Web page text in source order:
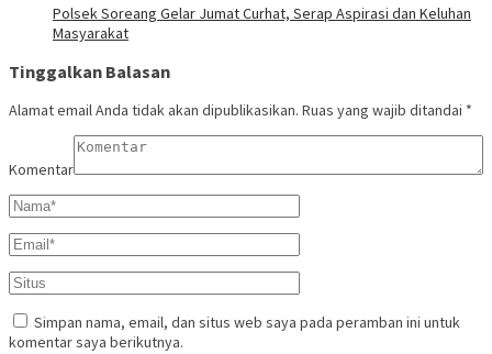
Polsek Soreang Gelar Jumat Curhat, Serap Aspirasi dan Keluhan
Masyarakat
Tinggalkan Balasan
Alamat email Anda tidak akan dipublikasikan. Ruas yang wajib ditandai *
Komentar
Simpan nama, email, dan situs web saya pada peramban ini untuk
komentar saya berikutnya.